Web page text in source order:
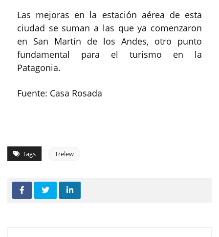
Las mejoras en la estación aérea de esta
ciudad se suman a las que ya comenzaron
en San Martín de los Andes, otro punto
fundamental para el turismo en la
Patagonia.
Fuente: Casa Rosada
Tags Trelew